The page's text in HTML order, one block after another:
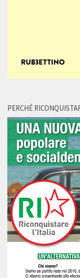
PERCHÉ